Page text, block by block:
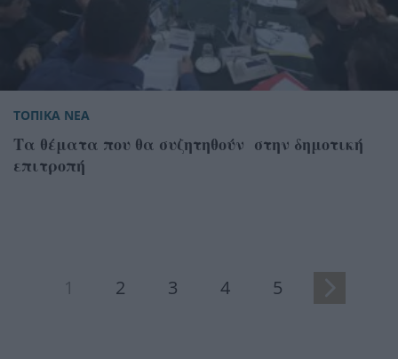
ΤΟΠΙΚΑ ΝΕΑ
Τα θέματα που θα συζητηθούν στην δημοτική
επιτροπή
1 2 3 4 5